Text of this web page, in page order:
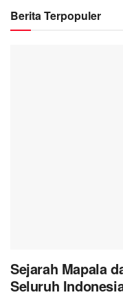
Berita Terpopuler
Sejarah Mapala
Seluruh